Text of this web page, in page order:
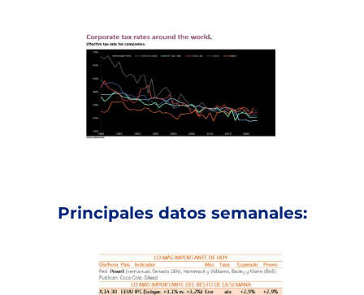
Principales datos semanales: